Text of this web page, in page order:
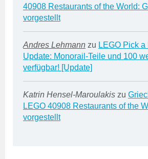
40908 Restaurants of the World:
vorgestellt
Andres Lehmann zu LEGO Pick
Update: Monorail-Teile und 100
verfügbar! [Update]
Katrin Hensel-Maroulakis zu
LEGO 40908 Restaurants of the
vorgestellt